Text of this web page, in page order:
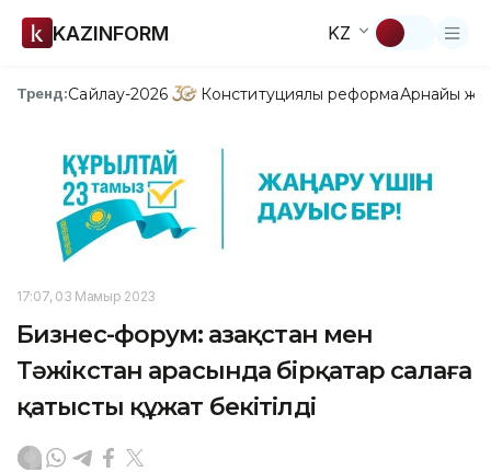
KAZINFORM KZ
Тренд:Сайлау-2026 Конституциялық реформаАрнайы
17:07, 03 Мамыр 2023
Бизнес-форум: Қазақстан мен
Тәжікстан арасында бірқатар салаға
қатысты құжат бекітілді